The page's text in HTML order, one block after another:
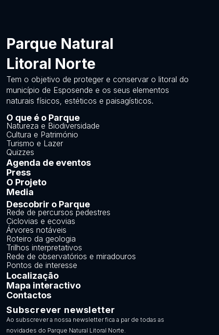
Parque Natural
Litoral Norte
Tem o objetivo de proteger e conservar o litoral do
município de Esposende e os seus elementos
naturais físicos, estéticos e paisagísticos.
O que é o Parque
Natureza e Biodiversidade
Cultura e Património
Turismo e Lazer
Quizzes
Agenda de eventos
Press
O Projeto
Media
Descobrir o Parque
Rede de percursos pedestres
Ciclovias e ecovias
Árvores notáveis
Roteiro da geologia
Trilhos interpretativos
Rede de observatórios e miradouros
Pontos de interesse
Localização
Mapa interactivo
Contactos
Subscrever newsletter
Ao subscrever a nossa newsletter fica a par de todas as
novidades do Parque Natural Litoral Norte.